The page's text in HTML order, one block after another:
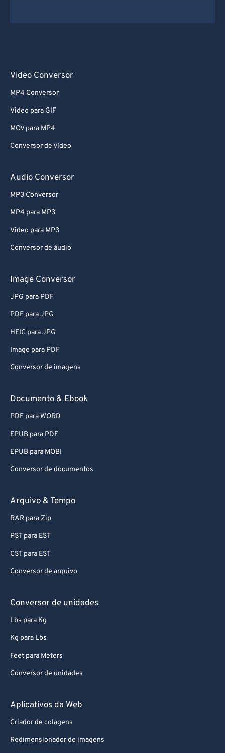
Video Conversor
MP4 Conversor
Video para GIF
MOV para MP4
Conversor de vídeo
Audio Conversor
MP3 Conversor
MP4 para MP3
Video para MP3
Conversor de áudio
Image Conversor
JPG para PDF
PDF para JPG
HEIC para JPG
Image para PDF
Conversor de imagens
Documento & Ebook
PDF para WORD
EPUB para PDF
EPUB para MOBI
Conversor de documentos
Arquivo & Tempo
RAR para Zip
PST para EST
CST para EST
Conversor de arquivo
Conversor de unidades
Lbs para Kg
Kg para Lbs
Feet para Meters
Conversor de unidades
Aplicativos da Web
Criador de colagens
Redimensionador de imagens